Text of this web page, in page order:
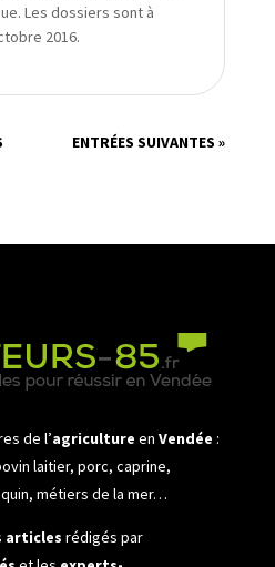
Les dossiers sont à
2016.
ENTRÉES SUIVANTES »
de l’agriculture en Vendée :
laitier, porc, caprine,
métiers de la mer…
articles rédigés par